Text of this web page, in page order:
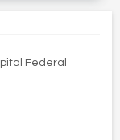
Federal